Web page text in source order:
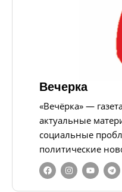
Вечерка
«Вечёрка» —
актуальные
социальные
политические